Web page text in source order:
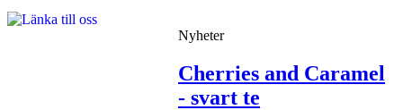
Nyheter
Cherries and Caramel
- svart te